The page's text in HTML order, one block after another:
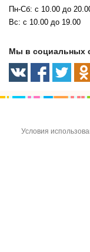
Пн-Сб: с 10.00 до
Вс: с 10.00 до 19.00
Мы в социальных
Условия